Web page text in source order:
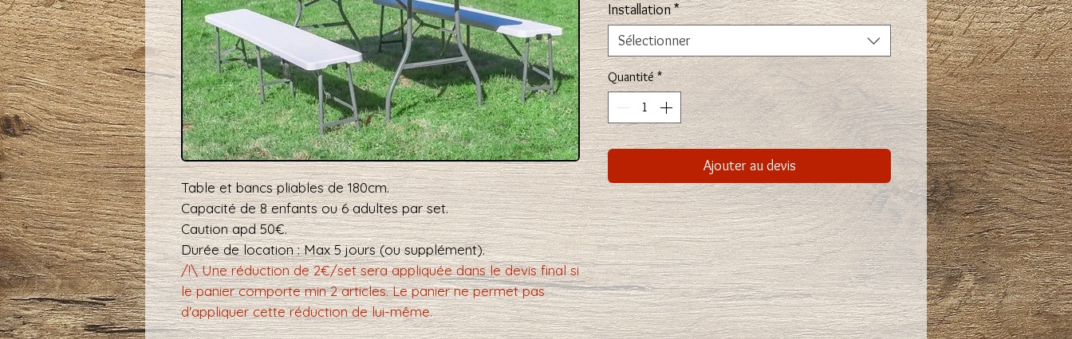
Table et bancs pliables de 180cm.
Capacité de 8 enfants ou 6 adultes par set.
Caution apd 50€.
Durée de location : Max 5 jours (ou supplément).
/!\ Une réduction de 2€/set sera appliquée dans le devis final si
le panier comporte min 2 articles. Le panier ne permet pas
d'appliquer cette réduction de lui-même.
Installation*
Sélectionner
Quantité *
Ajouter au devis